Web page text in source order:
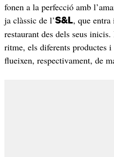
fonen a la perfecció amb
ja clàssic de l’S&L, que entra
restaurant des dels seus
ritme, els diferents productes i
flueixen, respectivament, de